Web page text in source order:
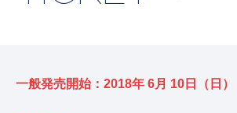
一般発売開始：2018年 6月 10日（日）